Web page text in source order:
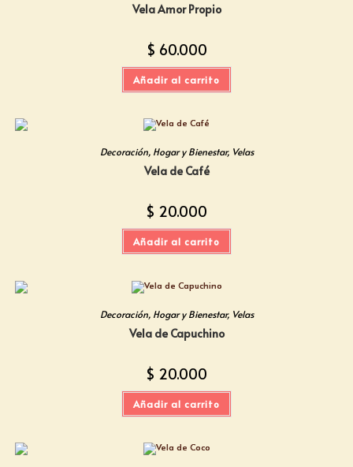
Vela Amor Propio
$ 60.000
Añadir al carrito
Decoración, Hogar y Bienestar, Velas
Vela de Café
$ 20.000
Añadir al carrito
Decoración, Hogar y Bienestar, Velas
Vela de Capuchino
$ 20.000
Añadir al carrito